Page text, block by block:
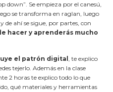
down”. Se empieza por el canesú,
se transforma en raglan, luego
de ahí se sigue, por partes, con
hacer y aprenderás mucho
el patrón digital, te explico
tejerlo. Además en la clase
2 horas te explico todo lo que
qué materiales y herramientas